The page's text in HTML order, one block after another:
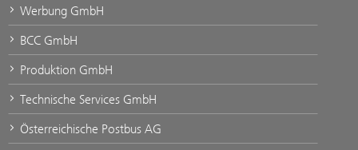
Werbung GmbH
BCC GmbH
Produktion GmbH
Technische Services GmbH
Österreichische Postbus AG